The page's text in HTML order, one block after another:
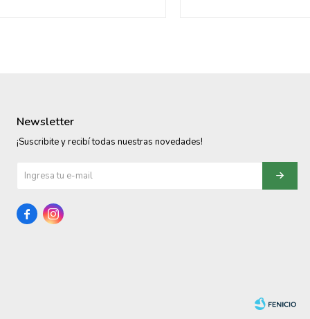
Newsletter
¡Suscribite y recibí todas nuestras novedades!
 